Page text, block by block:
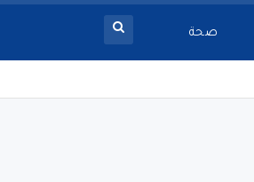
صحة